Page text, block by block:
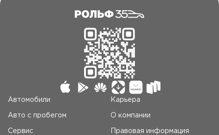
Автомобили
Авто c пробегом
Сервис
Карьера
О компании
Правовая информация